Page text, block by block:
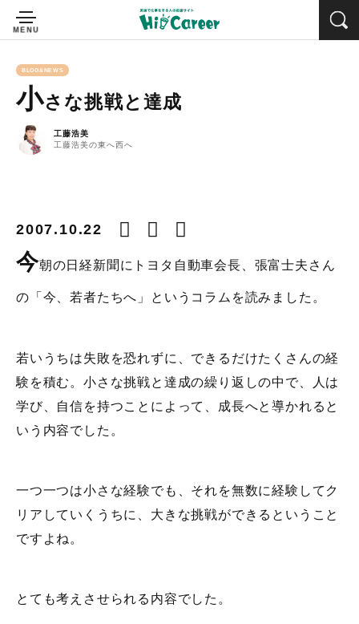
BLOG&NEWS
小さな挑戦と達成
工藤浩美
工藤浩美の東へ西へ
2007.10.22
今朝の日経新聞にトヨタ自動車会長、張富士夫さん
の「今、若者たちへ」というコラムを読みました。
若いうちは失敗を恐れずに、できるだけたくさんの経
験を積む。小さな挑戦と達成の繰り返しの中で、人は
学び、自信を持つことによって、成長へと導かれると
いう内容でした。
一つ一つは小さな経験でも、それを無数に経験してク
リアしていくうちに、大きな挑戦ができるということ
ですよね。
とても考えさせられる内容でした。